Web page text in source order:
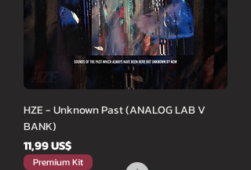
HZE - Unknown Past (ANALOG LAB V
BANK)
Cena
11,99 US$
Premium Kit